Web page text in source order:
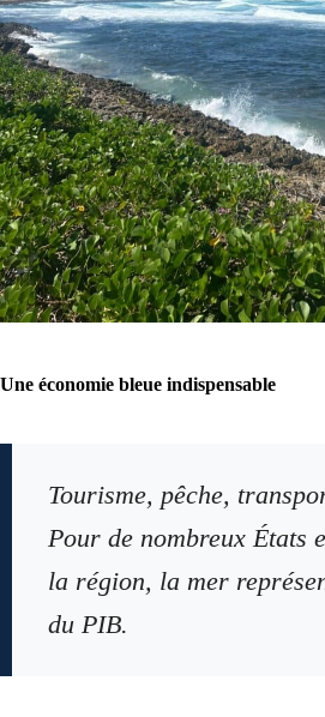
Une économie bleue indispensable
Tourisme, pêche,
Pour de nombreux États
la région, la mer
du PIB.